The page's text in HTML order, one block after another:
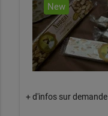
New
+ d'infos sur demande